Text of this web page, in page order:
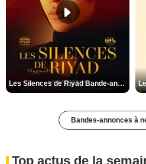
Les Silences de Riyad Bande-annonce VO STFR
Bandes-annonces à
Top actus de la